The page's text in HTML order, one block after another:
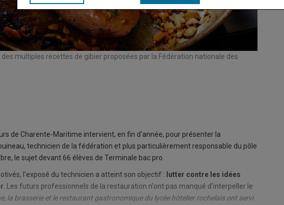
multiples recettes de gibier proposées par la Fédération nationale des
de Charente-Maritime intervient, en fin d'année, pour présenter la
technicien de la fédération et plus particulièrement responsable du pôle
le sujet devant 66 élèves de Terminale bac pro.
l'exposé du technicien a atteint son objectif : lutter contre les idées
. Les futurs professionnels de la restauration n'ont pas manqué d'interpeller le
la brasserie et le restaurant gastronomique du lycée hôtelier rochelais ont servi